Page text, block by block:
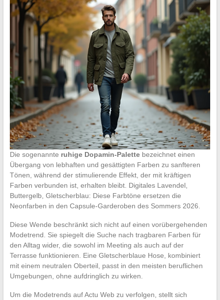
Die sogenannte ruhige Dopamin-Palettebezeichnet einen
Übergang von lebhaften und gesättigten Farben zu sanfteren
Tönen, während der stimulierende Effekt, der mit kräftigen
Farben verbunden ist, erhalten bleibt. Digitales Lavendel,
Buttergelb, Gletscherblau: Diese Farbtöne ersetzen die
Neonfarben in den Capsule-Garderoben des Sommers 2026.
Diese Wende beschränkt sich nicht auf einen vorübergehenden
Modetrend. Sie spiegelt die Suche nach tragbaren Farben für
den Alltag wider, die sowohl im Meeting als auch auf der
Terrasse funktionieren. Eine Gletscherblaue Hose, kombiniert
mit einem neutralen Oberteil, passt in den meisten beruflichen
Umgebungen, ohne aufdringlich zu wirken.
Um die Modetrends auf Actu Web zu verfolgen, stellt sich